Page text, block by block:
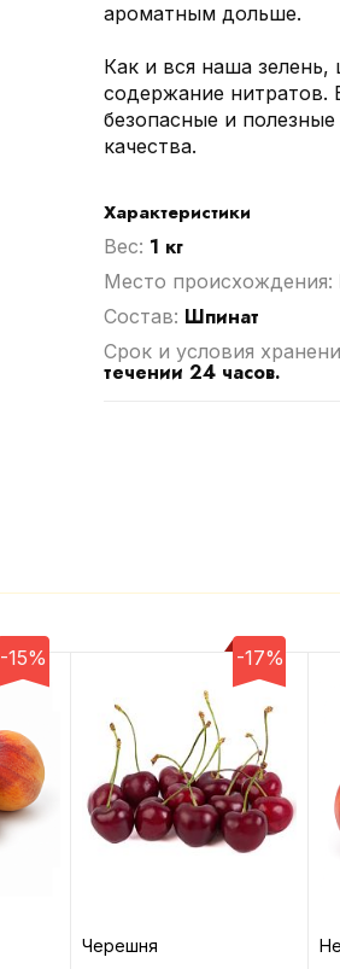
ароматным дольше.
Как и вся наша
содержание
безопасные и
качества.
Характеристики
Вес: 1 кг
Место происхождения:
Cостав: Шпинат
Срок и условия
течении 24 часов.
-15% -17%
Черешня